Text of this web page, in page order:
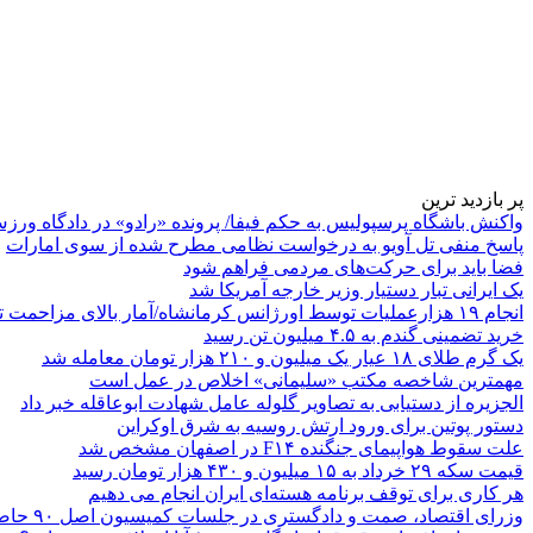
پر بازدید ترین
واکنش باشگاه پرسپولیس به حکم فیفا/ پرونده «رادو» در دادگاه
پاسخ منفی تل آویو به درخواست نظامی مطرح شده از سوی امارات
فضا باید برای حرکت‌های مردمی فراهم شود
یک ایرانی تبار دستیار وزیر خارجه آمریکا شد
انجام ۱۹ هزارعملیات توسط اورژانس کرمانشاه/آمار بالای مزاحمت تلفنی
خرید تضمینی گندم به ۴.۵ میلیون تن رسید
یک گرم طلای ۱۸ عیار یک میلیون و ۲۱۰ هزار تومان معامله شد
مهمترین شاخصه مکتب «سلیمانی» اخلاص در عمل است
الجزیره از دستیابی به تصاویر گلوله عامل شهادت ابوعاقله خبر داد
دستور پوتین برای ورود ارتش روسیه به شرق اوکراین
علت سقوط هواپیمای جنگنده F۱۴ در اصفهان مشخص شد
قیمت سکه ۲۹ خرداد به ۱۵ میلیون و ۴۳۰ هزار تومان رسید
هر کاری برای توقف برنامه هسته‌ای ایران انجام می دهیم
وزرای اقتصاد، صمت و دادگستری در جلسات کمیسیون اصل ۹۰ حاضر می‌شوند